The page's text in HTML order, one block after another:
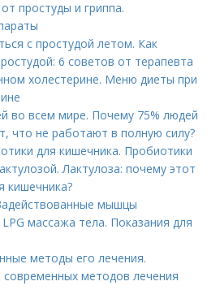
простуды и гриппа.
с простудой летом. Как
6 советов от терапевта
холестерине. Меню диеты при
во всем мире. Почему 75% людей
что не работают в полную силу?
для кишечника. Пробиотики
Лактулоза: почему этот
кишечника?
мышцы
массажа тела. Показания для
методы его лечения.
методов лечения